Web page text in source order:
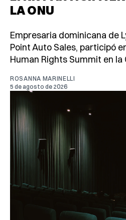
LA ONU
Empresaria dominicana de
Point Auto Sales, participó
Human Rights Summit en la
ROSANNA MARINELLI
5 de agosto de 2026